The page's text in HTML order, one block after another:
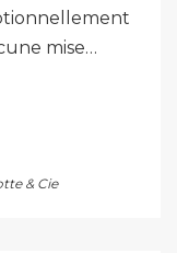
mise…
& Cie